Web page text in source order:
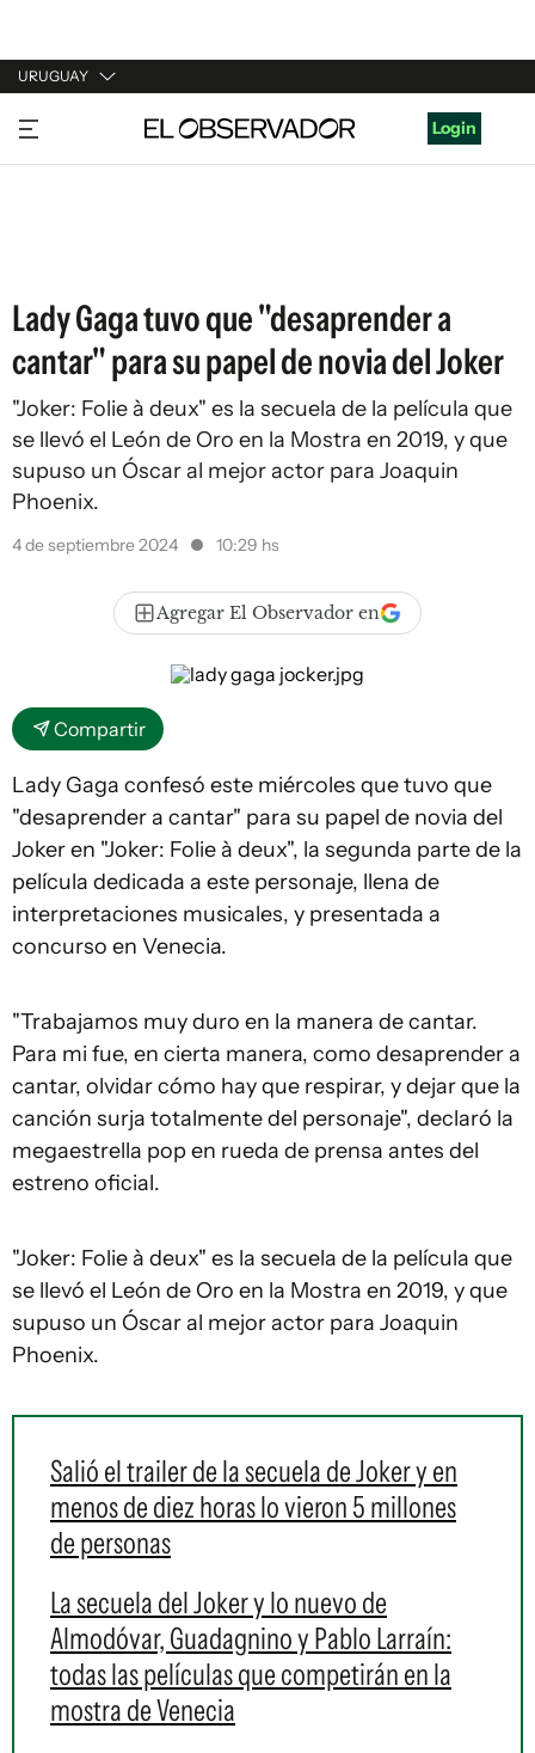
URUGUAY
URUGUAY
ARGENTINA
Login
Lady Gaga tuvo que "desaprender a
cantar" para su papel de novia del Joker
"Joker: Folie à deux" es la secuela de la película que
se llevó el León de Oro en la Mostra en 2019, y que
supuso un Óscar al mejor actor para Joaquin
Phoenix.
4 de septiembre 2024 10:29 hs
Agregar El Observador en
Compartir
Lady Gaga confesó este miércoles que tuvo que
"desaprender a cantar" para su papel de novia del
Joker en "Joker: Folie à deux", la segunda parte de la
película dedicada a este personaje, llena de
interpretaciones musicales, y presentada a
concurso en Venecia.
"Trabajamos muy duro en la manera de cantar.
Para mi fue, en cierta manera, como desaprender a
cantar, olvidar cómo hay que respirar, y dejar que la
canción surja totalmente del personaje", declaró la
megaestrella pop en rueda de prensa antes del
estreno oficial.
"Joker: Folie à deux" es la secuela de la película que
se llevó el León de Oro en la Mostra en 2019, y que
supuso un Óscar al mejor actor para Joaquin
Phoenix.
Salió el trailer de la secuela de Joker y en
menos de diez horas lo vieron 5 millones
de personas
La secuela del Joker y lo nuevo de
Almodóvar, Guadagnino y Pablo Larraín:
todas las películas que competirán en la
mostra de Venecia